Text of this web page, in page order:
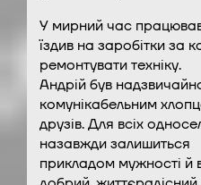
У мирний час
їздив на заробітки за
ремонтувати техніку.
Андрій був
комунікабельним
друзів. Для всіх
назавжди залишиться
прикладом мужності й